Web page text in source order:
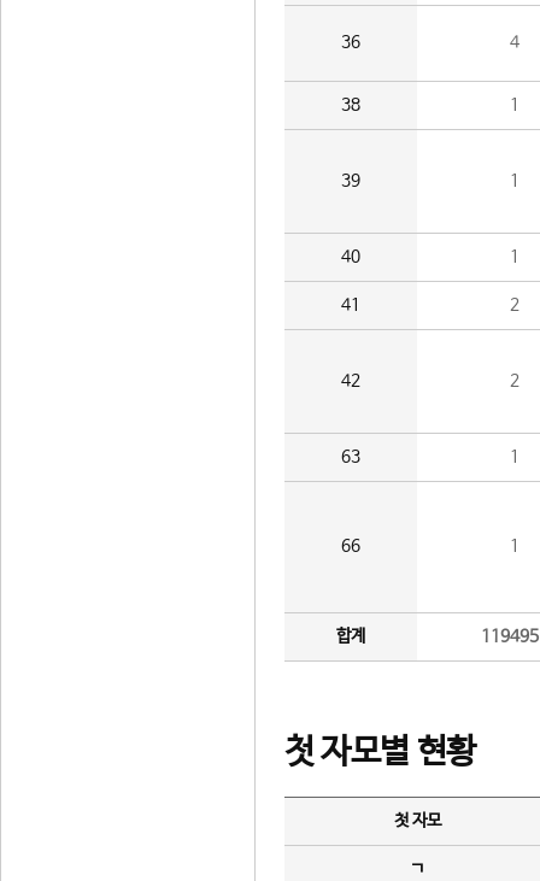
36 4
38 1
39 1
40 1
41 2
42 2
63 1
66 1
합계
첫 자모별 현황
첫 자모
ㄱ